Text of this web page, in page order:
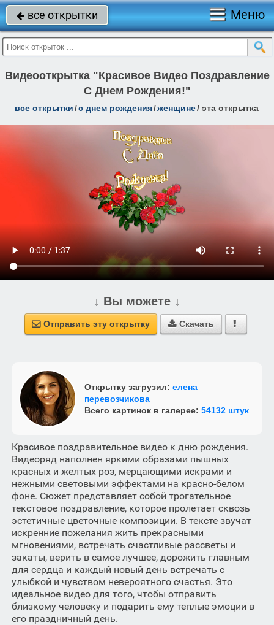
 все открытки Меню
Видеооткрытка "Красивое Видео Поздравление
С Днем Рождения!"
все открытки/c днем рождения/женщине/ эта открытка
↓ Вы можете ↓
 Отправить эту открытку  Скачать 
Открытку загрузил: елена
перевозчикова
Всего картинок в галерее: 54132 штук
Красивое поздравительное видео к дню рождения.
Видеоряд наполнен яркими образами пышных
красных и желтых роз, мерцающими искрами и
нежными световыми эффектами на красно-белом
фоне. Сюжет представляет собой трогательное
текстовое поздравление, которое пролетает сквозь
эстетичные цветочные композиции. В тексте звучат
искренние пожелания жить прекрасными
мгновениями, встречать счастливые рассветы и
закаты, верить в самое лучшее, дорожить главным
для сердца и каждый новый день встречать с
улыбкой и чувством невероятного счастья. Это
идеальное видео для того, чтобы отправить
близкому человеку и подарить ему теплые эмоции в
его праздничный день.